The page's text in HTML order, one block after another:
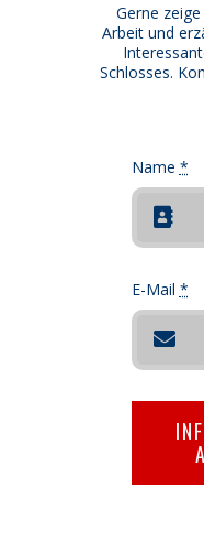
Gerne
Arbeit und
Schlosses.
Name *
E-Mail *